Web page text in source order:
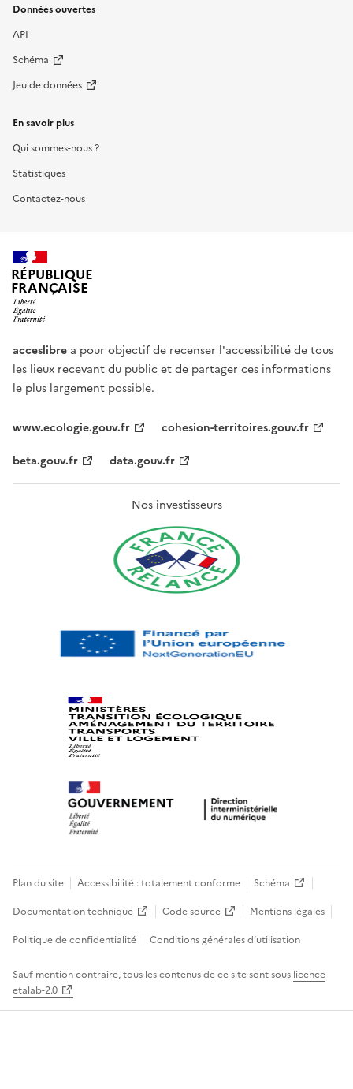
Données ouvertes
API
Schéma
Jeu de données
En savoir plus
Qui sommes-nous ?
Statistiques
Contactez-nous
RÉPUBLIQUE
FRANÇAISE
acceslibre a pour objectif de recenser l'accessibilité de tous
les lieux recevant du public et de partager ces informations
le plus largement possible.
www.ecologie.gouv.fr
cohesion-territoires.gouv.fr
beta.gouv.fr
data.gouv.fr
Nos investisseurs
Plan du site Accessibilité : totalement conforme
Schéma
Documentation technique
Code source
Mentions légales
Politique de confidentialité
Conditions générales d’utilisation
Sauf mention contraire, tous les contenus de ce site sont sous licence
etalab-2.0